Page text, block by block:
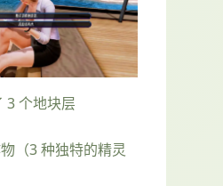
3 个地块层
（3 种独特的精灵